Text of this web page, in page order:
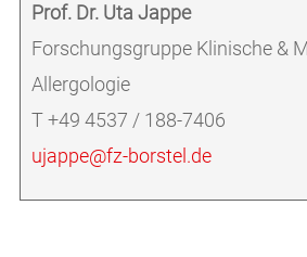
Prof. Dr. Uta Jappe
Forschungsgruppe Klinische &
Allergologie
T +49 4537 / 188-7406
ujappe@fz-borstel.de